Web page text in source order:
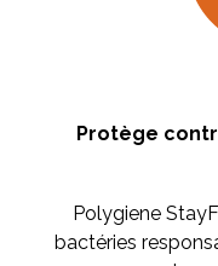
Protège
Polygiene
bactéries